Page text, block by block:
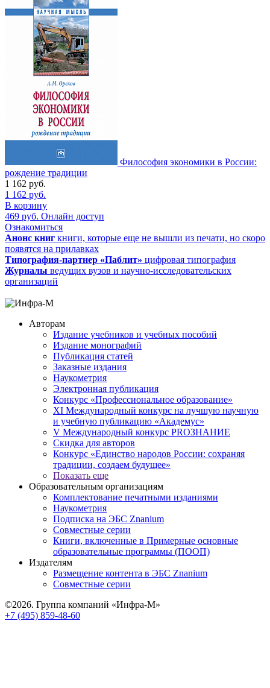
Философия экономики в России:
рождение традиции
1 162 руб.
1 162 руб.
В корзину
469 руб. Онлайн доступ
Ознакомиться
Анонс книг книги, которые еще не вышли из печати, но скоро
появятся на прилавках
Типография-партнер «Паблит» цифровая типография
Журналы ведущих вузов и научно-исследовательских
организаций
Авторам
Издание учебников и учебных пособий
Издание монографий
Публикация статей
Заказные издания
Наукометрия
Электронная публикация
Конкурс «Профессиональное образование»
XI Международный конкурс на лучшую научную
и учебную публикацию «Академус»
V Международный конкурс PROЗНАНИЕ
Скидка для авторов
Конкурс «Единство народов России: сохраняя
традиции, создаем будущее»
Показать еще
Образовательным организациям
Комплектование печатными изданиями
Наукометрия
Подписка на ЭБС Znanium
Совместные серии
Книги, включенные в Примерные основные
образовательные программы (ПООП)
Издателям
Размещение контента в ЭБС Znanium
Совместные серии
©2026. Группа компаний «Инфра-М»
+7 (495) 859-48-60